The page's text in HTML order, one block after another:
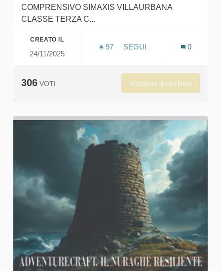
COMPRENSIVO SIMAXIS VILLAURBANA
CLASSE TERZA C...
CREATO IL
24/11/2025
97 97 SOSTENITORI
SEGUI
0
306 VOTI Votazioni disabilitate